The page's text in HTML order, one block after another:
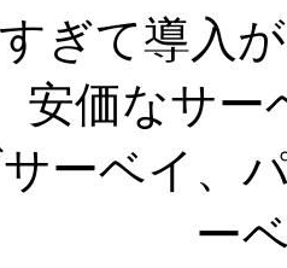
ぎて導入
安価なサー
ーベイ、
ー